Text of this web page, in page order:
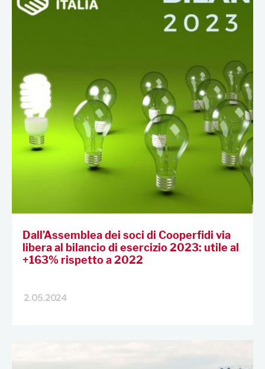
Dall’Assemblea dei soci di Cooperfidi via
libera al bilancio di esercizio 2023: utile al
+163% rispetto a 2022
2.05.2024